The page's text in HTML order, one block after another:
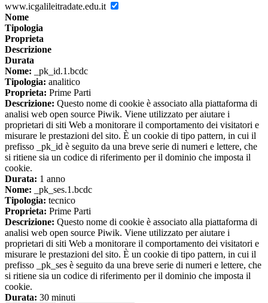
www.icgalileitradate.edu.it
Nome
Tipologia
Proprieta
Descrizione
Durata
Nome: _pk_id.1.bcdc
Tipologia: analitico
Proprieta: Prime Parti
Descrizione: Questo nome di cookie è associato alla piattaforma di
analisi web open source Piwik. Viene utilizzato per aiutare i
proprietari di siti Web a monitorare il comportamento dei visitatori e
misurare le prestazioni del sito. È un cookie di tipo pattern, in cui il
prefisso _pk_id è seguito da una breve serie di numeri e lettere, che
si ritiene sia un codice di riferimento per il dominio che imposta il
cookie.
Durata: 1 anno
Nome: _pk_ses.1.bcdc
Tipologia: tecnico
Proprieta: Prime Parti
Descrizione: Questo nome di cookie è associato alla piattaforma di
analisi web open source Piwik. Viene utilizzato per aiutare i
proprietari di siti Web a monitorare il comportamento dei visitatori e
misurare le prestazioni del sito. È un cookie di tipo pattern, in cui il
prefisso _pk_ses è seguito da una breve serie di numeri e lettere, che
si ritiene sia un codice di riferimento per il dominio che imposta il
cookie.
Durata: 30 minuti